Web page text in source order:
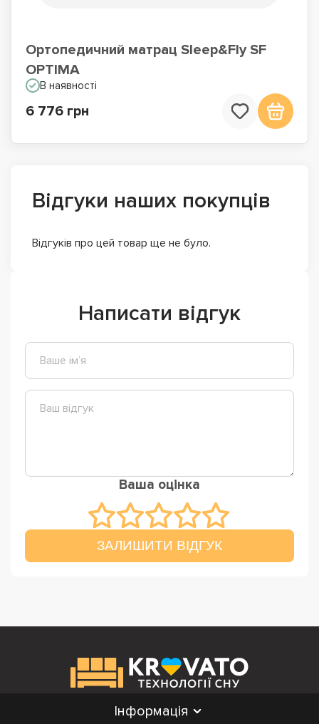
Ортопедичний матрац Sleep&Fly SF
OPTIMA
В наявності
6 776 грн
Відгуки наших покупців
Відгуків про цей товар ще не було.
Написати відгук
Ваша оцінка
ЗАЛИШИТИ ВІДГУК
Інформація